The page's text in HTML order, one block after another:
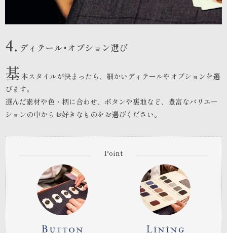
4. ディテール･オプション選び
基本スタイルが決まったら、細かいディテールやオプションを選
びます。
選んだ素材や色・柄に合わせ、ボタンや裏地など、豊富なバリエー
ションの中からお好きなものをお選びください。
Point